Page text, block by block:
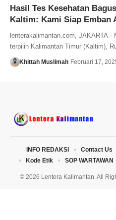
Hasil Tes Kesehatan
Kaltim: Kami Siap Emban
lenterakalimantan.com, JAKARTA -
terpilih Kalimantan Timur (Kaltim),
Khittah Muslimah Februari 17,
© 2026 Lentera Kalimantan. All
INFO REDAKSI Contact Us
Kode Etik
SOP WARTAWAN